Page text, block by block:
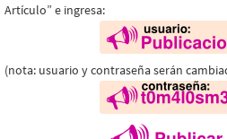
Artículo” e ingresa:
(nota: usuario y contraseña serán